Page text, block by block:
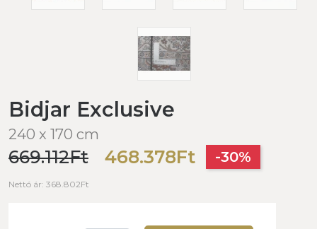
Bidjar Exclusive
240 x 170 cm
669.112Ft 468.378Ft -30%
Nettó ár: 368.802Ft